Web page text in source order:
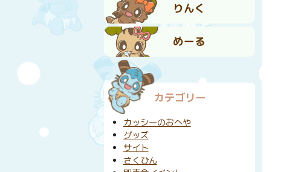
りんく
めーる
カテゴリー
カッシーのおへや
グッズ
サイト
さくひん